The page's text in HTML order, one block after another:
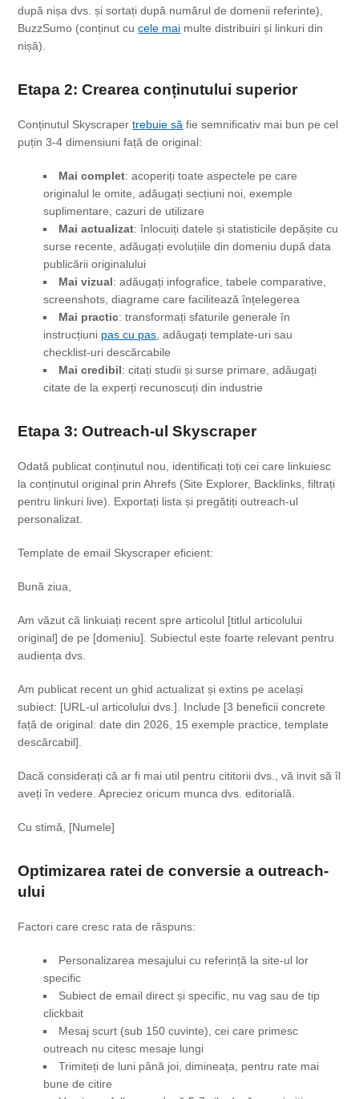
după nișa dvs. și sortați după numărul de domenii referinte),
BuzzSumo (conținut cucele mai multe distribuiri și linkuri din
nișă).
Etapa 2: Crearea conținutului superior
Conținutul Skyscrapertrebuie să fie semnificativ mai bun pe cel
puțin 3-4 dimensiuni față de original:
Mai complet: acoperiți toate aspectele pe care
originalul le omite, adăugați secțiuni noi, exemple
suplimentare, cazuri de utilizare
Mai actualizat: înlocuiți datele și statisticile depășite cu
surse recente, adăugați evoluțiile din domeniu după data
publicării originalului
Mai vizual: adăugați infografice, tabele comparative,
screenshots, diagrame care facilitează înțelegerea
Mai practic: transformați sfaturile generale în
instrucțiuni pas cu pas , adăugați template-uri sau
checklist-uri descărcabile
Mai credibil: citați studii și surse primare, adăugați
citate de la experți recunoscuți din industrie
Etapa 3: Outreach-ul Skyscraper
Odată publicat conținutul nou, identificați toți cei care linkuiesc
la conținutul original prin Ahrefs (Site Explorer, Backlinks, filtrați
pentru linkuri live). Exportați lista și pregătiți outreach-ul
personalizat.
Template de email Skyscraper eficient:
Bună ziua,
Am văzut că linkuiați recent spre articolul [titlul articolului
original] de pe [domeniu]. Subiectul este foarte relevant pentru
audiența dvs.
Am publicat recent un ghid actualizat și extins pe același
subiect: [URL-ul articolului dvs.]. Include [3 beneficii concrete
față de original: date din 2026, 15 exemple practice, template
descărcabil].
Dacă considerați că ar fi mai util pentru cititorii dvs., vă invit să îl
aveți în vedere. Apreciez oricum munca dvs. editorială.
Cu stimă, [Numele]
Optimizarea ratei de conversie a outreach-
ului
Factori care cresc rata de răspuns:
Personalizarea mesajului cu referință la site-ul lor
specific
Subiect de email direct și specific, nu vag sau de tip
clickbait
Mesaj scurt (sub 150 cuvinte), cei care primesc
outreach nu citesc mesaje lungi
Trimiteți de luni până joi, dimineața, pentru rate mai
bune de citire